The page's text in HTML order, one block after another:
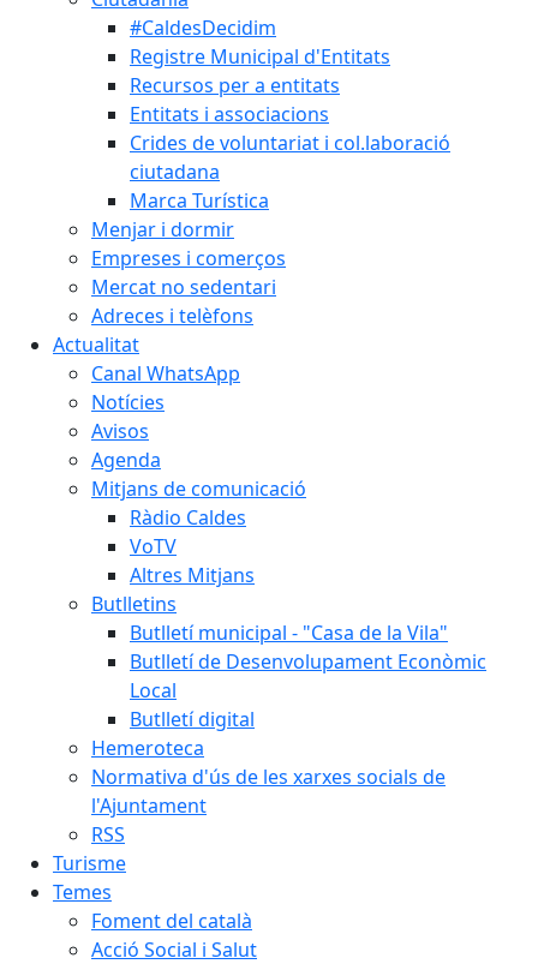
#CaldesDecidim
Registre Municipal d'Entitats
Recursos per a entitats
Entitats i associacions
Crides de voluntariat i col.laboració
ciutadana
Marca Turística
Menjar i dormir
Empreses i comerços
Mercat no sedentari
Adreces i telèfons
Actualitat
Canal WhatsApp
Notícies
Avisos
Agenda
Mitjans de comunicació
Ràdio Caldes
VoTV
Altres Mitjans
Butlletins
Butlletí municipal - "Casa de la Vila"
Butlletí de Desenvolupament Econòmic
Local
Butlletí digital
Hemeroteca
Normativa d'ús de les xarxes socials de
l'Ajuntament
RSS
Turisme
Temes
Foment del català
Acció Social i Salut